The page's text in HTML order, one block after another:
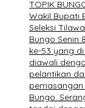
TOPIK
Wakil Bupati
Seleksi
Bungo Senin
ke-53 yang
diawali
pelantikan
Bungo.